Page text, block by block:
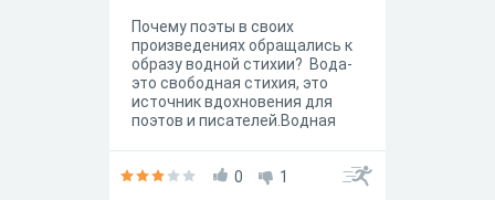
Почему поэты в своих
произведениях обращались к
образу водной стихии? Вода-
это свободная стихия, это
источник вдохновения для
поэтов и писателей.Водная
помогает передать
0 1